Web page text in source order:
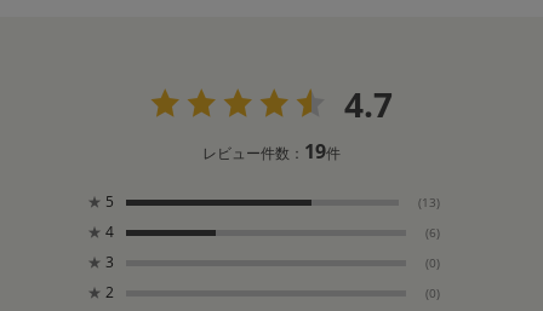
4.7
レビュー件数： 19件
★ 5 (13)
★ 4 (6)
★ 3 (0)
★ 2 (0)